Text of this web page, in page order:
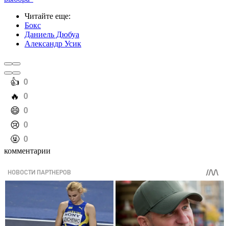
Читайте еще:
Бокс
Даниель Дюбуа
Александр Усик
️👍 0
️🔥 0
️😄 0
️😢 0
️🤬 0
комментарии